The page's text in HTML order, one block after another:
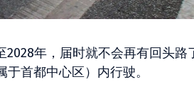
年，届时就不会再有回头
首都中心区）内行驶。